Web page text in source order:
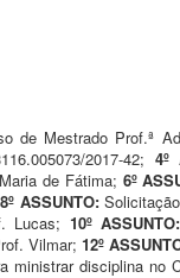
de Mestrado Prof.ª
2017-42; 4º
de Fátima; 6º
8º ASSUNTO:
Lucas; 10º ASSUNTO:
Vilmar; 12º
ministrar disciplina no